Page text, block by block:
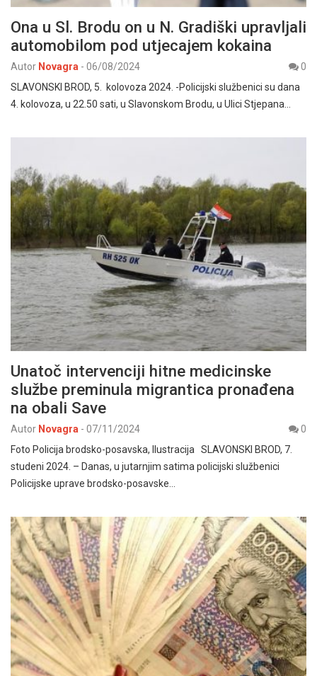
Ona u Sl. Brodu on u N. Gradiški upravljali
automobilom pod utjecajem kokaina
Autor Novagra - 06/08/2024
0
SLAVONSKI BROD, 5. kolovoza 2024. -Policijski službenici su dana
4. kolovoza, u 22.50 sati, u Slavonskom Brodu, u Ulici Stjepana…
Unatoč intervenciji hitne medicinske
službe preminula migrantica pronađena
na obali Save
Autor Novagra - 07/11/2024
0
Foto Policija brodsko-posavska, Ilustracija SLAVONSKI BROD, 7.
studeni 2024. – Danas, u jutarnjim satima policijski službenici
Policijske uprave brodsko-posavske…